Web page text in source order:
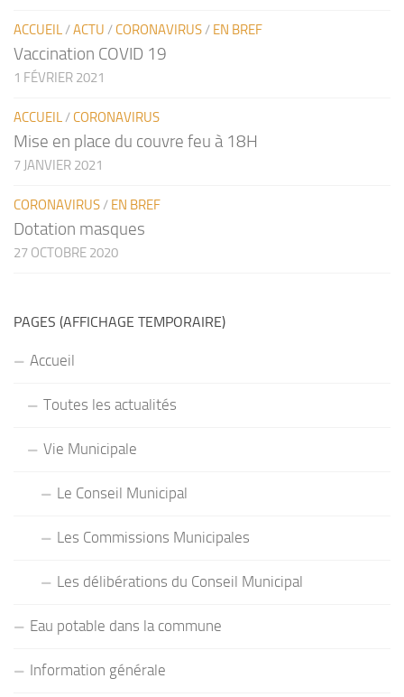
ACCUEIL/ACTU / CORONAVIRUS/ EN BREF
Vaccination COVID 19
1 FÉVRIER 2021
ACCUEIL/ CORONAVIRUS
Mise en place du couvre feu à 18H
7 JANVIER 2021
CORONAVIRUS/ EN BREF
Dotation masques
27 OCTOBRE 2020
PAGES (AFFICHAGE TEMPORAIRE)
Accueil
Toutes les actualités
Vie Municipale
Le Conseil Municipal
Les Commissions Municipales
Les délibérations du Conseil Municipal
Eau potable dans la commune
Information générale